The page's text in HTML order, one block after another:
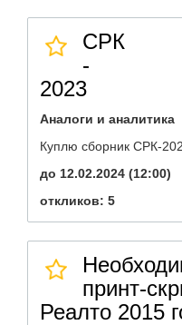
СРК
-
2023
Аналоги и аналитика
Куплю сборник СРК-
до 12.02.2024 (12:00)
откликов: 5
принт-
Реалто 2015